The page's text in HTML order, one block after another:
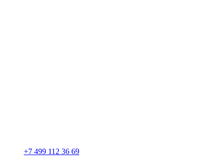
+7 499 112 36 69